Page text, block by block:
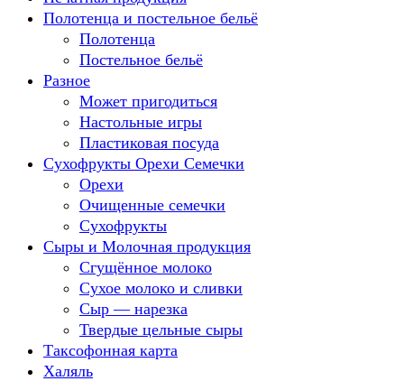
Полотенца и постельное бельё
Полотенца
Постельное бельё
Разное
Может пригодиться
Настольные игры
Пластиковая посуда
Сухофрукты Орехи Семечки
Орехи
Очищенные семечки
Сухофрукты
Сыры и Молочная продукция
Сгущённое молоко
Сухое молоко и сливки
Сыр — нарезка
Твердые цельные сыры
Таксофонная карта
Халяль